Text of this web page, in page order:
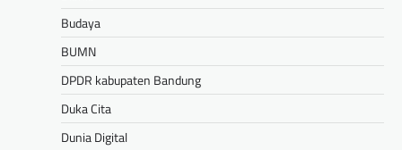
Budaya
BUMN
DPDR kabupaten Bandung
Duka Cita
Dunia Digital